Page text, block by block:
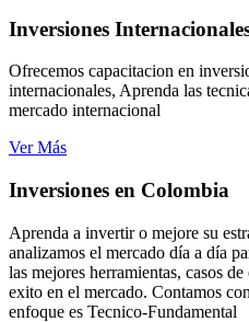
Inversiones
Ofrecemos capacitacion en
internacionales, Aprenda las
mercado internacional
Ver Más
Inversiones en Colombia
Aprenda a invertir o mejore su
analizamos el mercado día a día
las mejores herramientas, casos
exito en el mercado. Contamos
enfoque es Tecnico-Fundamental